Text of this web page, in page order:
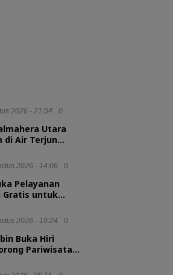
2026 - 21:54
0
Utara
di Air Terjun
2026 - 14:06
0
Pelayanan
Gratis untuk
2026 - 19:24
0
Buka Hiri
Pariwisata